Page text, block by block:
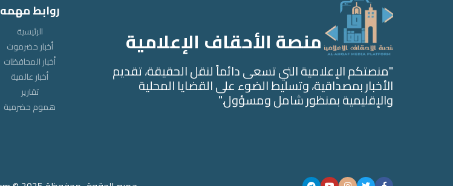
منصة الأحقاف الإعلامية
"منصتكم الإعلامية التي تسعى دائماً لنقل الحقيقة، تقديم
الأخبار بمصداقية، وتسليط الضوء على القضايا المحلية
والإقليمية بمنظور شامل ومسؤول."
روابط مهمه
الرئيسية
أخبار حضرموت
أخبار المحافظات
أخبار عالمية
تقارير
هموم حضرمية